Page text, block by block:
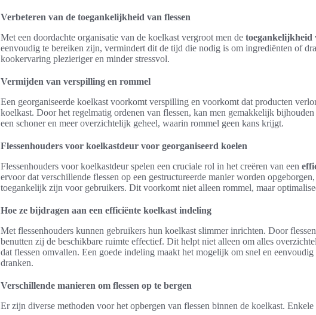
Verbeteren van de toegankelijkheid van flessen
Met een doordachte organisatie van de koelkast vergroot men de toegankelijkheid
eenvoudig te bereiken zijn, vermindert dit de tijd die nodig is om ingrediënten of
kookervaring plezieriger en minder stressvol.
Vermijden van verspilling en rommel
Een georganiseerde koelkast voorkomt verspilling en voorkomt dat producten
koelkast. Door het regelmatig ordenen van flessen, kan men gemakkelijk
een schoner en meer overzichtelijk geheel, waarin rommel geen kans krijgt.
Flessenhouders voor koelkastdeur voor georganiseerd koelen
Flessenhouders voor koelkastdeur spelen een cruciale rol in het creëren van een
ervoor dat verschillende flessen op een gestructureerde manier worden
toegankelijk zijn voor gebruikers. Dit voorkomt niet alleen rommel, maar
Hoe ze bijdragen aan een efficiënte koelkast indeling
Met flessenhouders kunnen gebruikers hun koelkast slimmer inrichten. Door
benutten zij de beschikbare ruimte effectief. Dit helpt niet alleen om alles
dat flessen omvallen. Een goede indeling maakt het mogelijk om snel en
dranken.
Verschillende manieren om flessen op te bergen
Er zijn diverse methoden voor het opbergen van flessen binnen de koelkast.